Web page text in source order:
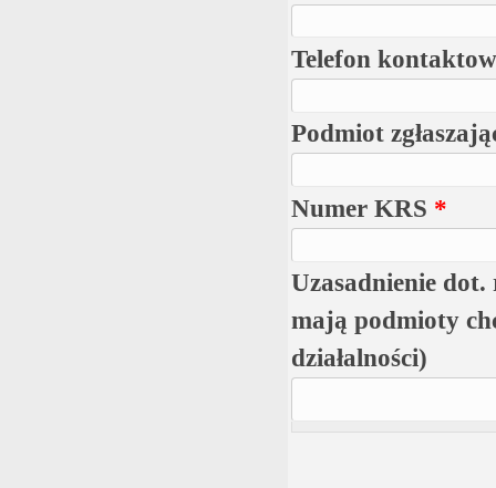
Telefon
Podmiot
Numer KRS *
Uzasadnienie
mają podmioty
działalności)